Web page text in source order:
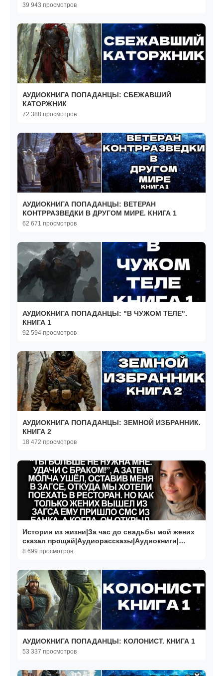
39 943 просмотров
АУДИОКНИГА ПОПАДАНЦЫ: СБЕЖАВШИЙ
КАТОРЖНИК
72 388 просмотров
АУДИОКНИГА ПОПАДАНЦЫ: ВЕТЕРАН
КОНТРРАЗВЕДКИ В ДРУГОМ МИРЕ. КНИГА 1
62 671 просмотров
АУДИОКНИГА ПОПАДАНЦЫ: "В ЧУЖОМ ТЕЛЕ".
КНИГА 1
92 594 просмотров
АУДИОКНИГА ПОПАДАНЦЫ: ЗЕМНОЙ ИЗБРАННИК.
КНИГА 2
18 472 просмотров
Истории из жизни|За час до свадьбы мой жених
сказал прощай|Аудиорассказы|Аудиокниги|
Реальные истории
8 699 просмотров
АУДИОКНИГА ПОПАДАНЦЫ: КОЛОНИСТ. КНИГА 1
53 337 просмотров